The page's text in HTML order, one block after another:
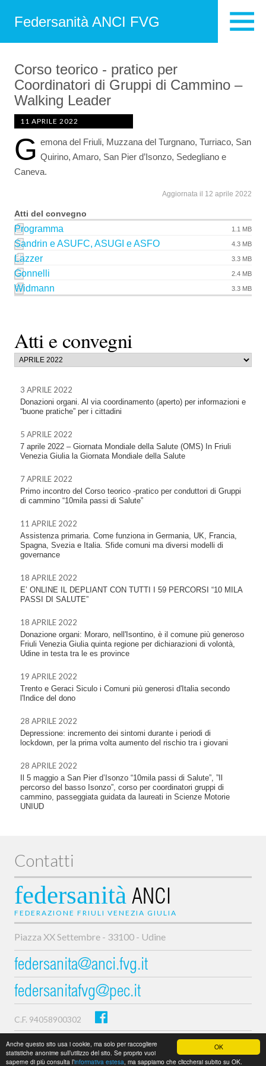
OK
Anche questo sito usa i cookie, ma solo per raccogliere
statistiche anonime sull’utilizzo del sito. Se proprio vuoi
saperne di più consulta l’informativa estesa, ma sappiamo che cliccherai subito su OK.
Federsanità ANCI FVG
Atti e convegni
3 APRILE 2022
Donazioni organi. Al via coordinamento (aperto) per informazioni e
“buone pratiche” per i cittadini
5 APRILE 2022
7 aprile 2022 – Giornata Mondiale della Salute (OMS) In Friuli
Venezia Giulia la Giornata Mondiale della Salute
7 APRILE 2022
Primo incontro del Corso teorico -pratico per conduttori di Gruppi
di cammino “10mila passi di Salute”
11 APRILE 2022
Assistenza primaria. Come funziona in Germania, UK, Francia,
Spagna, Svezia e Italia. Sfide comuni ma diversi modelli di
governance
18 APRILE 2022
E’ ONLINE IL DEPLIANT CON TUTTI I 59 PERCORSI “10 MILA
PASSI DI SALUTE”
18 APRILE 2022
Donazione organi: Moraro, nell'Isontino, è il comune più generoso
Friuli Venezia Giulia quinta regione per dichiarazioni di volontà,
Udine in testa tra le es province
19 APRILE 2022
Trento e Geraci Siculo i Comuni più generosi d'Italia secondo
l'Indice del dono
28 APRILE 2022
Depressione: incremento dei sintomi durante i periodi di
lockdown, per la prima volta aumento del rischio tra i giovani
28 APRILE 2022
Il 5 maggio a San Pier d’Isonzo “10mila passi di Salute”, ”Il
percorso del basso Isonzo”, corso per coordinatori gruppi di
cammino, passeggiata guidata da laureati in Scienze Motorie
UNIUD
Corso teorico - pratico per
Coordinatori di Gruppi di Cammino –
Walking Leader
11 APRILE 2022
G emona del Friuli, Muzzana del Turgnano, Turriaco, San
Quirino, Amaro, San Pier d’Isonzo, Sedegliano e
Caneva.
Aggiornata il 12 aprile 2022
Atti del convegno
Programma 1.1 MB
Sandrin e ASUFC, ASUGI e ASFO 4.3 MB
Lazzer 3.3 MB
Gonnelli 2.4 MB
Widmann 3.3 MB
Contatti
federsanità ANCI
FEDERAZIONE FRIULI VENEZIA GIULIA
Piazza XX Settembre - 33100 - Udine
federsanita@anci.fvg.it
federsanitafvg@pec.it
C.F. 94058900302
Privacy e cookie policy